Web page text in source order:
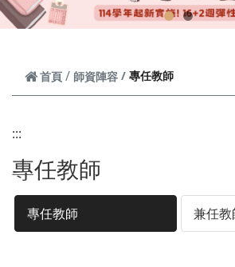
首頁 師資陣容 專任教師
:::
專任教師
專任教師 兼任教